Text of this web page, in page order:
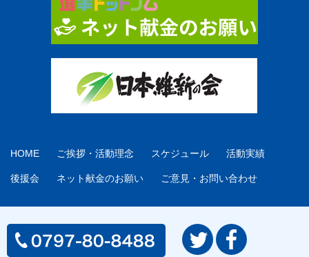
HOME ご挨拶・活動理念 スケジュール 活動実績
後援会 ネット献金のお願い ご意見・お問い合わせ